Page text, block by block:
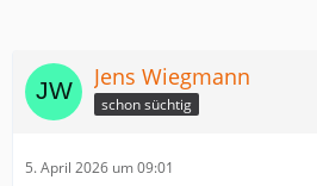
Jens Wiegmann
schon süchtig
5. April 2026 um 09:01